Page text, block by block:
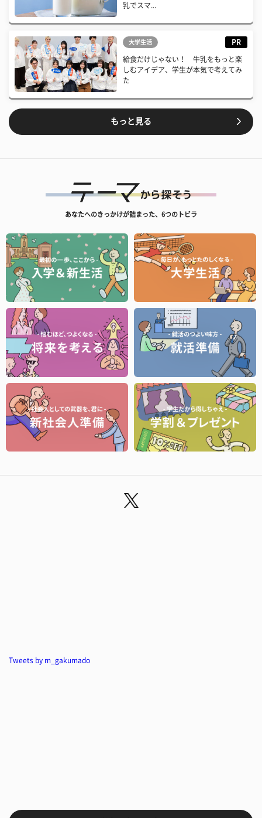
乳でスマ...
大学生活 PR
給食だけじゃない！ 牛乳をもっと楽
しむアイデア、学生が本気で考えてみ
た
もっと見る
あなたへのきっかけが詰まった、6つのトビラ
Tweets by m_gakumado